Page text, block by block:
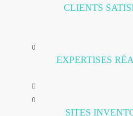
CLIENTS
0
EXPERTISES
0
SITES